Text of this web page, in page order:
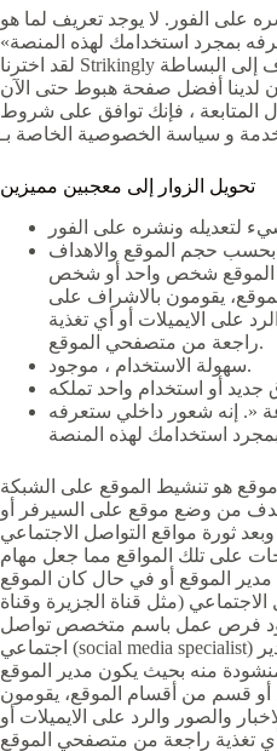
على الفور. لا يوجد تعريف لما هو
بمجرد استخدامك لهذه المنصة»
لقد اخترنا Strikingly منذ بداية مشروعنا الذي يهدف إلى البساطة
لدينا أفضل صفحة هبوط حتى الآن
، فإنك توافق على شروط
تحويل الزوار إلى معجبين مميزين
بحسب حجم الموقع والاهداف
الموقع شخص واحد أو شخص
يقومون بالاشراف على
على الايميلات أو أي تغذية
راجعة من متصفحي الموقع.
سهولة الاستخدام ، موجود.
«. إنه شعور داخلي ستعرفه
هو تنشيط الموقع على الشبكة
من وضع موقع على السيرفر أو
ثورة مواقع التواصل الاجتماعي
على تلك المواقع مما جعل مهام
الموقع أو في حال كان الموقع
(مثل قناة الجزيرة وقناة
وجود فرص عمل باسم متخصص تواصل
اجتماعي (social media specialist) لكل موقع إنترنت إدارة أو مدير
منه بحيث يكون مدير الموقع
قسم من أقسام الموقع، يقومون
والصور والرد على الايميلات أو